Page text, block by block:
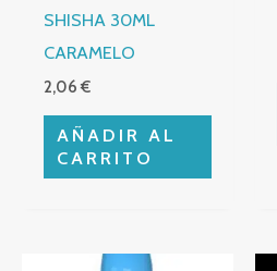
SHISHA 30ML
CARAMELO
2,06€
AÑADIR AL
CARRITO